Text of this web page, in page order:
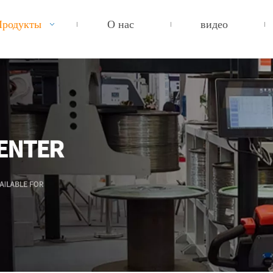
О нас видео